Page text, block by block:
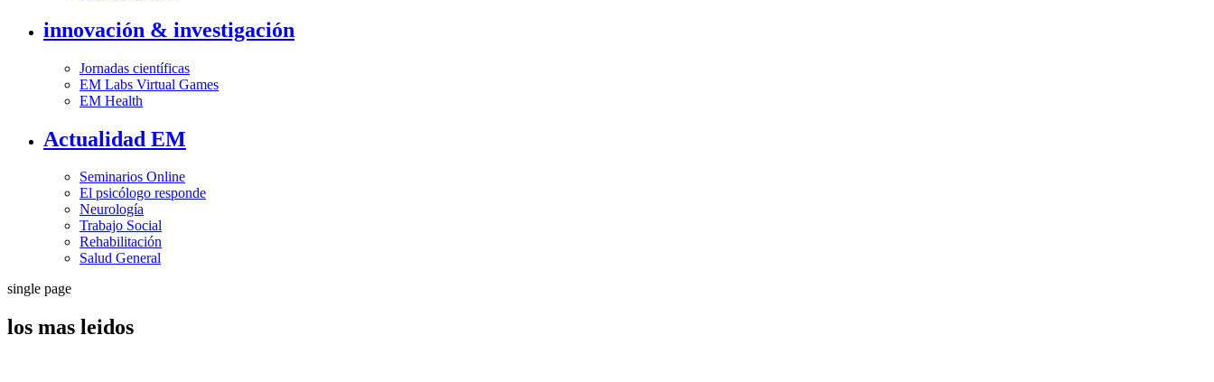
innovación & investigación
Jornadas científicas
EM Labs Virtual Games
EM Health
Actualidad EM
Seminarios Online
El psicólogo responde
Neurología
Trabajo Social
Rehabilitación
Salud General
single page
los mas leidos